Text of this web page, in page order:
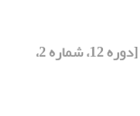
[دوره 12، شماره 2،